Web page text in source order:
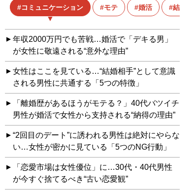
コミュニケーション モテ 婚活 結婚
年収2000万円でも苦戦…婚活で「デキる男」
が女性に敬遠される“意外な理由”
女性はここを見ている…“結婚相手”として意識
される男性に共通する「5つの特徴」
「離婚歴があるほうがモテる？」40代バツイチ
男性が婚活で女性から支持される“納得の理由”
“2回目のデート”に誘われる男性は絶対にやらな
い…女性が密かに見ている「5つのNG行動」
「恋愛市場は女性優位」に…30代・40代男性
が今すぐ捨てるべき“古い恋愛観”